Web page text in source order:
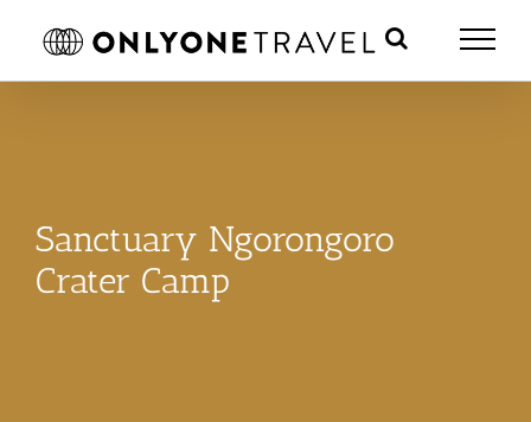
Sanctuary Ngorongoro
Crater Camp